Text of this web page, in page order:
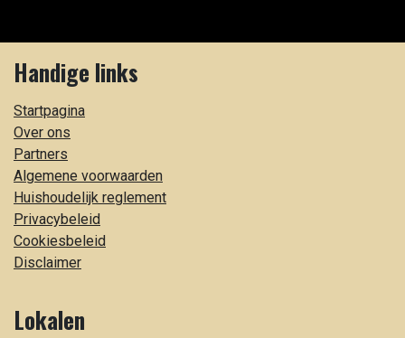
Handige links
Startpagina
Over ons
Partners
Algemene voorwaarden
Huishoudelijk reglement
Privacybeleid
Cookiesbeleid
Disclaimer
Lokalen